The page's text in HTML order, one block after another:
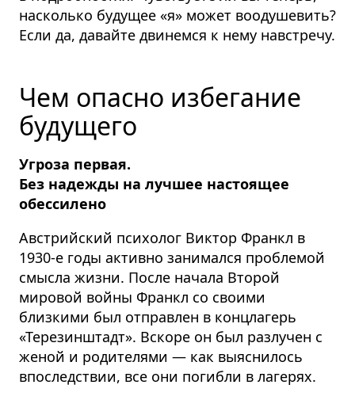
насколько будущее «я» может воодушевить?
Если да, давайте двинемся к нему навстречу.
Чем опасно избегание
будущего
Угроза первая.
Без надежды на лучшее настоящее
обессилено
Австрийский психолог Виктор Франкл в
1930-е годы активно занимался проблемой
смысла жизни. После начала Второй
мировой вой­ны Франкл со своими
близкими был отправлен в концлагерь
«Терезинштадт». Вскоре он был разлучен с
женой и родителями — как выяснилось
впоследствии, все они погибли в лагерях.